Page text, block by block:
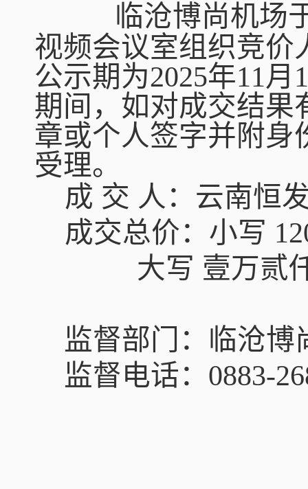
临沧博尚机场
视频会议室组织竞价
公示期为2025年11月
期间，如对成交结果
章或个人签字并附身
受理。
成 交 人： 云南恒
成交总价：小写
大写 壹万贰
监督部门：临沧博
监督电话： 0883-